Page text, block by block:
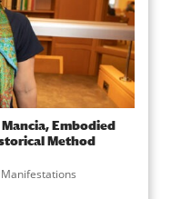
Embodied
Method
Manifestations